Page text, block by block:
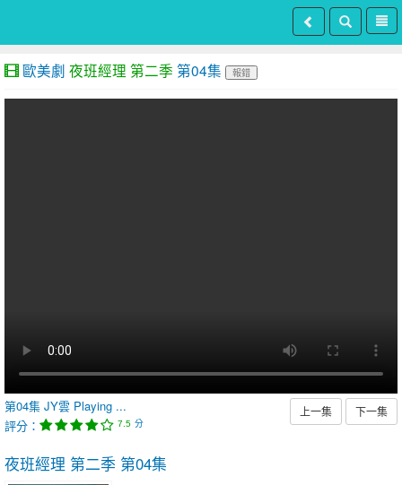
歐美劇 夜班經理 第二季 第04集 報錯
第04集 JY雲 Playing ...
評分：
7.5 分
上一集 下一集
夜班經理 第二季 第04集